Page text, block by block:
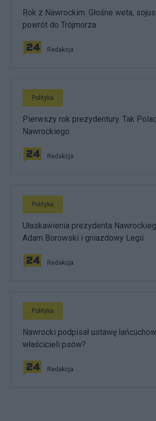
Rok z Nawrockim. Głośne weta,
powrót do Trójmorza
Redakcja
Polityka
Pierwszy rok prezydentury. Tak
Nawrockiego
Redakcja
Polityka
Ułaskawienia prezydenta
Adam Borowski i gniazdowy Legii
Redakcja
Polityka
Nawrocki podpisał ustawę
właścicieli psów?
Redakcja